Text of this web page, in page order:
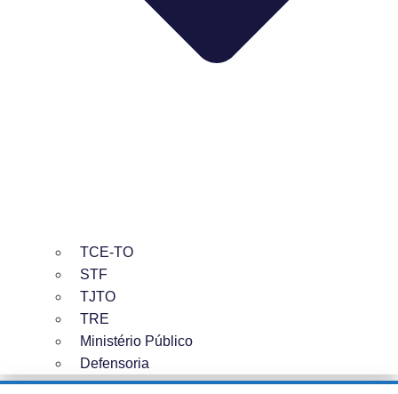
TCE-TO
STF
TJTO
TRE
Ministério Público
Defensoria